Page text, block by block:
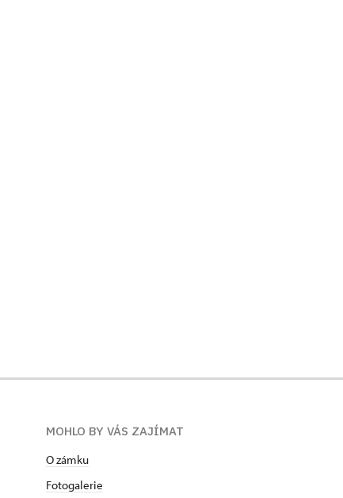
MOHLO BY VÁS ZAJÍMAT
O zámku
Fotogalerie